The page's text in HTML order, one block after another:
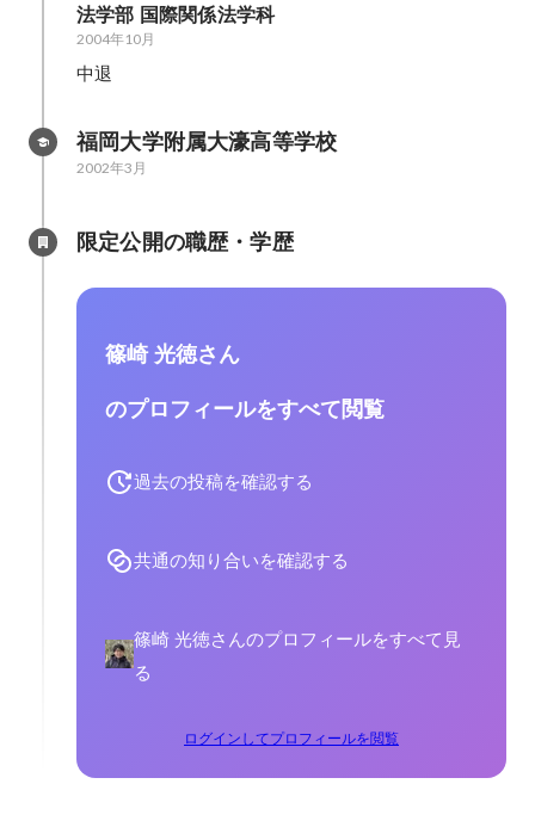
法学部 国際関係法学科
2004年10月
中退
福岡大学附属大濠高等学校
2002年3月
限定公開の職歴・学歴
篠崎 光徳さん
のプロフィールをすべて閲覧
過去の投稿を確認する
共通の知り合いを確認する
篠崎 光徳さんのプロフィールをすべて見
る
ログインしてプロフィールを閲覧